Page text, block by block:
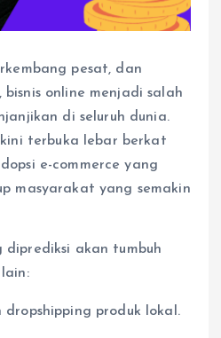
pesat, dan
bisnis online menjadi salah
di seluruh dunia.
terbuka lebar berkat
e-commerce yang
masyarakat yang semakin
diprediksi akan tumbuh
dropshipping produk lokal.